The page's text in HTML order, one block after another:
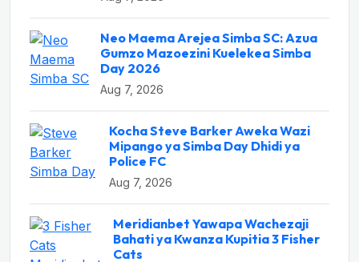
Neo Maema Arejea Simba SC: Azua
Gumzo Mazoezini Kuelekea Simba
Day 2026
Aug 7, 2026
Kocha Steve Barker Aweka Wazi
Mipango ya Simba Day Dhidi ya
Police FC
Aug 7, 2026
Meridianbet Yawapa Wachezaji
Bahati ya Kwanza Kupitia 3 Fisher
Cats